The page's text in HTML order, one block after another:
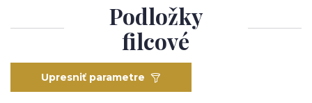
Podložky
filcové
Upresniť parametre